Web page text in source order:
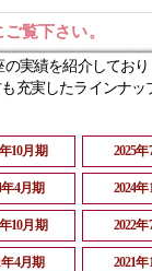
覧下さい。
実績を紹介してお
充実したラインナッ
10月期 2025
年4月期 2024
10月期 2022
年4月期 2021